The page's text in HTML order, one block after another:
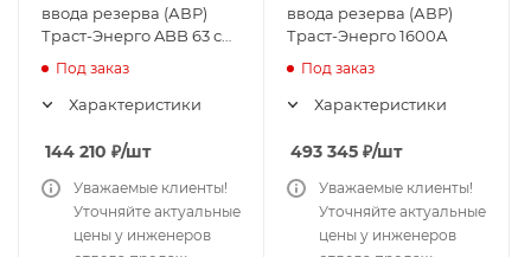
ввода резерва (АВР)
Траст-Энерго ABB 63 с
Под заказ
Характеристики
144 210 ₽/шт
Уважаемые клиенты!
Уточняйте актуальные
цены у инженеров
ввода резерва (АВР)
Траст-Энерго 1600А
Под заказ
Характеристики
493 345 ₽/шт
Уважаемые клиенты!
Уточняйте актуальные
цены у инженеров